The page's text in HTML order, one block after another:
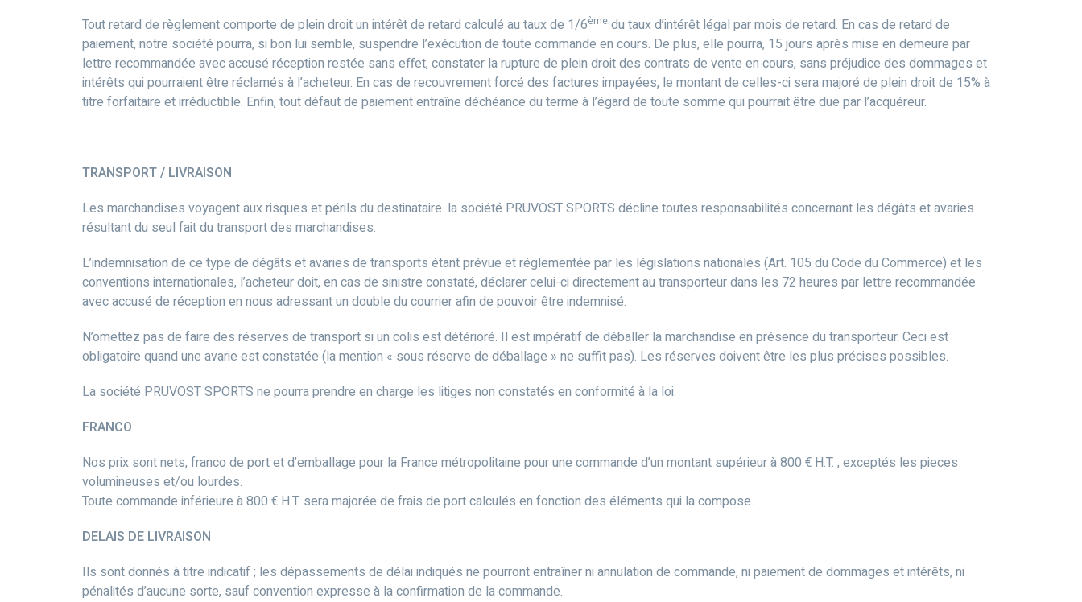
Tout retard de règlement comporte de plein droit un intérêt de retard calculé au taux de 1/6ème du taux d’intérêt légal par mois de retard. En cas de retard de
paiement, notre société pourra, si bon lui semble, suspendre l’exécution de toute commande en cours. De plus, elle pourra, 15 jours après mise en demeure par
lettre recommandée avec accusé réception restée sans effet, constater la rupture de plein droit des contrats de vente en cours, sans préjudice des dommages et
intérêts qui pourraient être réclamés à l’acheteur. En cas de recouvrement forcé des factures impayées, le montant de celles-ci sera majoré de plein droit de 15% à
titre forfaitaire et irréductible. Enfin, tout défaut de paiement entraîne déchéance du terme à l’égard de toute somme qui pourrait être due par l’acquéreur.
TRANSPORT / LIVRAISON
Les marchandises voyagent aux risques et périls du destinataire. la société PRUVOST SPORTS décline toutes responsabilités concernant les dégâts et avaries
résultant du seul fait du transport des marchandises.
L’indemnisation de ce type de dégâts et avaries de transports étant prévue et réglementée par les législations nationales (Art. 105 du Code du Commerce) et les
conventions internationales, l’acheteur doit, en cas de sinistre constaté, déclarer celui-ci directement au transporteur dans les 72 heures par lettre recommandée
avec accusé de réception en nous adressant un double du courrier afin de pouvoir être indemnisé.
N’omettez pas de faire des réserves de transport si un colis est détérioré. Il est impératif de déballer la marchandise en présence du transporteur. Ceci est
obligatoire quand une avarie est constatée (la mention « sous réserve de déballage » ne suffit pas). Les réserves doivent être les plus précises possibles.
La société PRUVOST SPORTS ne pourra prendre en charge les litiges non constatés en conformité à la loi.
FRANCO
Nos prix sont nets, franco de port et d’emballage pour la France métropolitaine pour une commande d’un montant supérieur à 800 € H.T. , exceptés les pieces
volumineuses et/ou lourdes.
Toute commande inférieure à 800 € H.T. sera majorée de frais de port calculés en fonction des éléments qui la compose.
DELAIS DE LIVRAISON
Ils sont donnés à titre indicatif ; les dépassements de délai indiqués ne pourront entraîner ni annulation de commande, ni paiement de dommages et intérêts, ni
pénalités d’aucune sorte, sauf convention expresse à la confirmation de la commande.